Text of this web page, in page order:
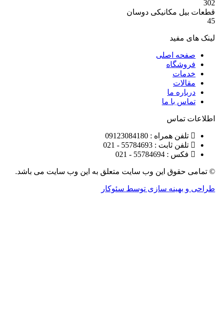
مکانیکی دوسان
اصلی
ما
با ما
همراه : 09123084180
ثابت : 55784693 - 021
- 021
این وب سایت متعلق به این وب سایت می باشد.
سازی توسط سئوکار